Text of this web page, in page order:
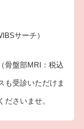
サーチ）
骨盤部MRI：税込
も受診いただけま
ださいませ。